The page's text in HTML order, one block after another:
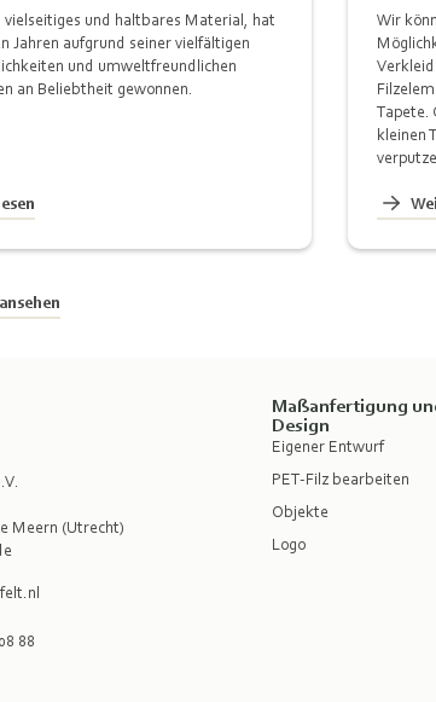
vielseitiges und haltbares Material, hat
Jahren aufgrund seiner vielfältigen
und umweltfreundlichen
an Beliebtheit gewonnen.
Wir
Tapete.
kleinen
Meern (Utrecht)
88
Maßanfertigung
Design
Eigener Entwurf
PET-Filz bearbeiten
Objekte
Logo